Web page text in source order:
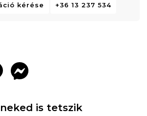
kérése +36 13 237 534
is tetszik